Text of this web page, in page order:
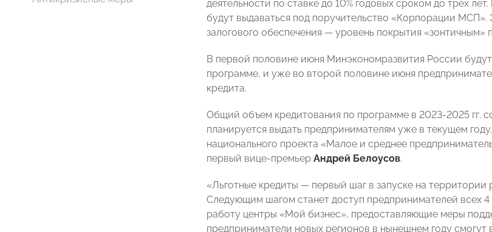
деятельности по ставке до 10% годовых сроком до трех
будут выдаваться под поручительство «Корпорации
залогового обеспечения — уровень покрытия «зонтичным»
В первой половине июня Минэкономразвития России
программе, и уже во второй половине июня
кредита.
Общий объем кредитования по программе в 2023-2025 гг.
планируется выдать предпринимателям уже в текущем
национального проекта «Малое и среднее
первый вице-премьер Андрей Белоусов.
«Льготные кредиты — первый шаг в запуске на
Следующим шагом станет доступ предпринимателей всех 4
работу центры «Мой бизнес», предоставляющие меры
предприниматели новых регионов в нынешнем году смогут